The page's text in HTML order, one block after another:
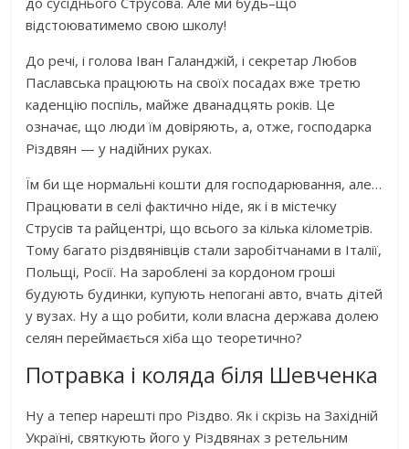
відстоюватимемо свою школу!
До речі, і голова Іван Галанджій, і секретар Любов
Паславська працюють на своїх посадах вже третю
каденцію поспіль, майже дванадцять років. Це
означає, що люди їм довіряють, а, отже, господарка
Різдвян — у надійних руках.
Їм би ще нормальні кошти для господарювання, але…
Працювати в селі фактично ніде, як і в містечку
Струсів та райцентрі, що всього за кілька кілометрів.
Тому багато різдвянівців стали заробітчанами в Італії,
Польщі, Росії. На зароблені за кордоном гроші
будують будинки, купують непогані авто, вчать дітей
у вузах. Ну а що робити, коли власна держава долею
селян переймається хіба що теоретично?
Потравка і коляда біля Шевченка
Ну а тепер нарешті про Різдво. Як і скрізь на Західній
Україні, святкують його у Різдвянах з ретельним